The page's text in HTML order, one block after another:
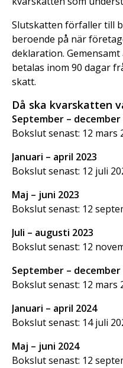
Slutskatten förfaller till
beroende på när
deklaration.
betalas inom 90 dagar
skatt.
Då ska kvarskatten
September – december
Bokslut senast: 12 mars
Januari – april 2023
Bokslut senast: 12 juli
Maj – juni 2023
Bokslut senast: 12
Juli – augusti 2023
Bokslut senast: 12
September – december
Bokslut senast: 12 mars
Januari – april 2024
Bokslut senast: 14 juli
Maj – juni 2024
Bokslut senast: 12